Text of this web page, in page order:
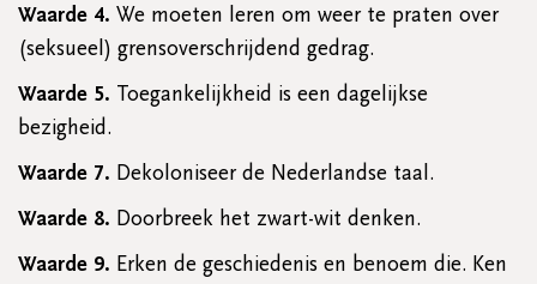
Waarde 4. We moeten leren om weer te praten over
(seksueel) grensoverschrijdend gedrag.
Waarde 5. Toegankelijkheid is een dagelijkse
bezigheid.
Waarde 7. Dekoloniseer de Nederlandse taal.
Waarde 8. Doorbreek het zwart-wit denken.
Waarde 9. Erken de geschiedenis en benoem die. Ken